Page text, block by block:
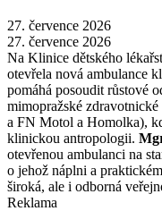
27. července 2026
27. července 2026
Na Klinice dětského
otevřela nová ambulance
pomáhá posoudit růstové
mimopražské
a FN Motol a Homolka),
klinickou antropologii.
otevřenou ambulanci na
o jehož náplni a
široká, ale i odborná
Reklama